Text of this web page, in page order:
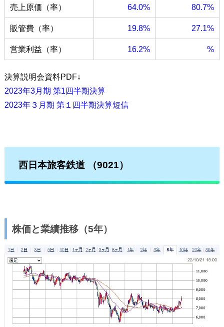
売上原価（率） 64.0% 80.7%
販管費（率） 19.8% 27.1%
営業利益（率） 16.2% %
決算説明会資料PDF↓
2023年3月期 第1四半期決算
2023年３月期 第１四半期決算短信
西日本旅客鉄道（9021）
株価と業績推移（5年）